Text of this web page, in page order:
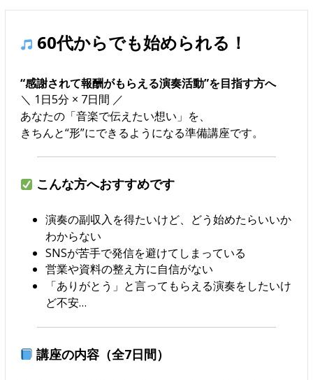
60代からでも始められる！
“感謝されて報酬がもらえる演奏活動”を目指す方へ
＼ 1日5分 × 7日間 ／
あなたの「音楽で伝えたい想い」を、
きちんと“形”にできるようになる準備講座です。
こんな方へおすすめです
演奏の副収入を得たいけど、どう始めたらいいか
わからない
SNSが苦手で発信を避けてしまっている
営業や資料の整え方に自信がない
「ありがとう」と言ってもらえる演奏をしたいけ
ど不安…
講座の内容（全7日間）